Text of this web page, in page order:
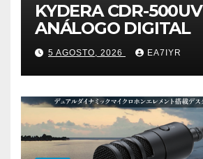
KYDERA CDR-500UV
ANÁLOGO DIGITAL
5 AGOSTO, 2026 EA7IYR